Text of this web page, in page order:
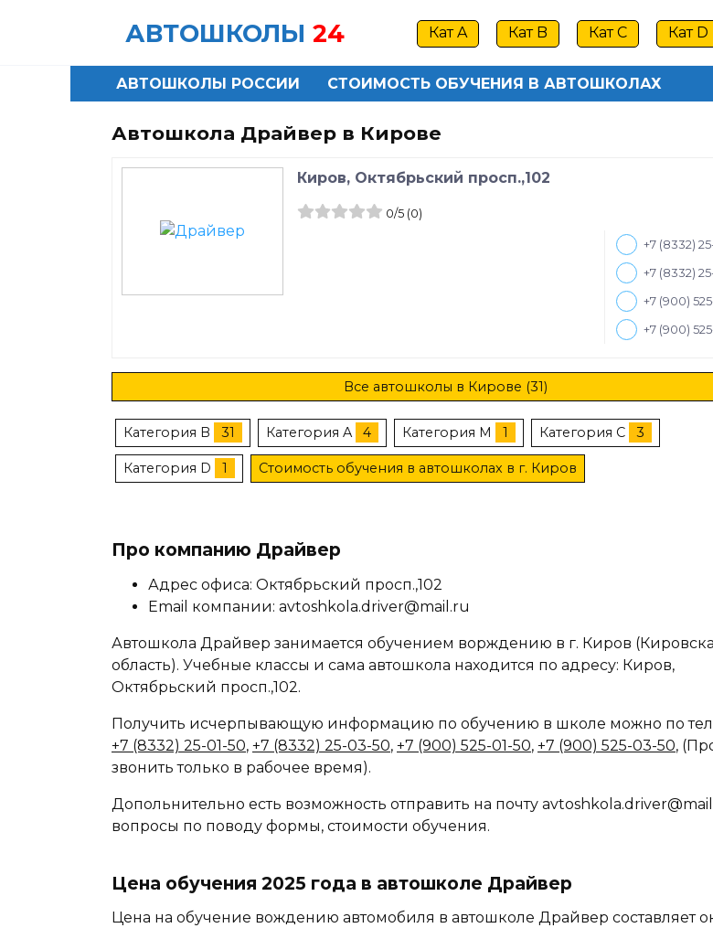
АВТОШКОЛЫ 24 Кат A Кат B Кат C Кат D
АВТОШКОЛЫ РОССИИ СТОИМОСТЬ ОБУЧЕНИЯ В АВТОШКОЛАХ
Автошкола Драйвер в Кирове
Киров, Октябрьский просп.,102
0/5(0)
+7 (8332)
+7 (8332)
+7 (900)
+7 (900)
Все автошколы в Кирове (31)
Категория B 31 Категория A 4 Категория M 1 Категория C 3
Категория D 1 Стоимость обучения в автошколах в г. Киров
Про компанию Драйвер
Адрес офиса: Октябрьский просп.,102
Email компании: avtoshkola.driver@mail.ru
Автошкола Драйвер занимается обучением ворждению в г. Киров
область). Учебные классы и сама автошкола находится по адресу: Киров,
Октябрьский просп.,102.
Получить исчерпывающую информацию по обучению в школе можно по
+7 (8332) 25-01-50, +7 (8332) 25-03-50, +7 (900) 525-01-50, +7 (900) 525-03-50,
звонить только в рабочее время).
Допольнительно есть возможность отправить на почту
вопросы по поводу формы, стоимости обучения.
Цена обучения 2025 года в автошколе Драйвер
Цена на обучение вождению автомобиля в автошколе Драйвер составляет